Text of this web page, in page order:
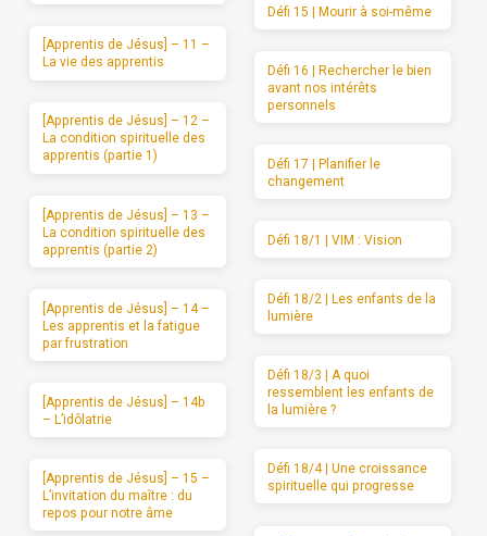
[Apprentis de Jésus] – 11 –
La vie des apprentis
[Apprentis de Jésus] – 12 –
La condition spirituelle des
apprentis (partie 1)
[Apprentis de Jésus] – 13 –
La condition spirituelle des
apprentis (partie 2)
[Apprentis de Jésus] – 14 –
Les apprentis et la fatigue
par frustration
[Apprentis de Jésus] – 14b
– L’idôlatrie
[Apprentis de Jésus] – 15 –
L’invitation du maître : du
repos pour notre âme
Défi 15 | Mourir à soi-même
Défi 16 | Rechercher le bien
avant nos intérêts
personnels
Défi 17 | Planifier le
changement
Défi 18/1 | VIM : Vision
Défi 18/2 | Les enfants de la
lumière
Défi 18/3 | A quoi
ressemblent les enfants de
la lumière ?
Défi 18/4 | Une croissance
spirituelle qui progresse